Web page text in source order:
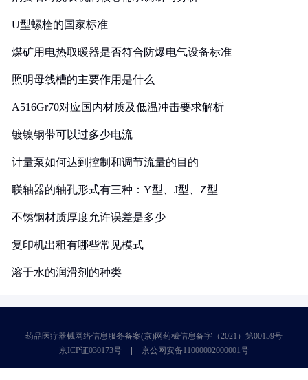
U型螺栓的国家标准
煤矿用电热取暖器是否符合防爆电气设备标准
照明母线槽的主要作用是什么
A516Gr70对应国内材质及低温冲击要求解析
镀镍钢带可以过多少电流
计量泵如何达到控制和调节流量的目的
联轴器的轴孔形式有三种：Y型、J型、Z型
不锈钢材质厚度允许误差是多少
复印机出租有哪些常见模式
溶于水的润滑剂的种类
药品医疗器械网络信息服务备案(京)网药械信息备字（2021）第00159号
京ICP证030173号
京公网安备11000002000001号